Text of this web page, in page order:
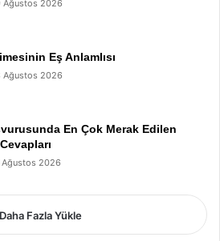
Ağustos 2026
Eş Anlamlısı
Ağustos 2026
En Çok Merak Edilen
Ağustos 2026
Daha Fazla Yükle